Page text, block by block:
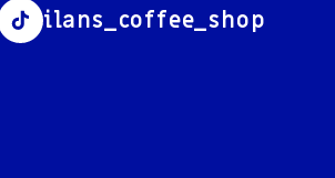
ilans_coffee_shop